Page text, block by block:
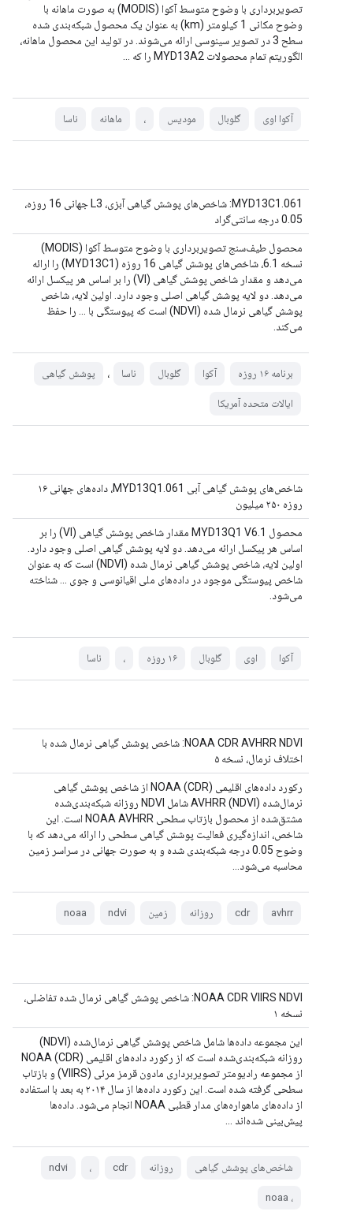
تصویربرداری با وضوح متوسط ​​آکوا (MODIS) به صورت ماهانه با
وضوح مکانی 1 کیلومتر (km) به عنوان یک محصول شبکه‌بندی شده
سطح 3 در تصویر سینوسی ارائه می‌شوند. در تولید این محصول ماهانه،
الگوریتم تمام محصولات MYD13A2 را که ...
آکوا اوی گلوبال مودیس ، ماهانه ناسا
MYD13C1.061: شاخص‌های پوشش گیاهی آبزی، L3 جهانی 16 روزه،
0.05 درجه سانتی‌گراد
محصول طیف‌سنج تصویربرداری با وضوح متوسط ​​آکوا (MODIS)
نسخه 6.1، شاخص‌های پوشش گیاهی 16 روزه (MYD13C1) را ارائه
می‌دهد و مقدار شاخص پوشش گیاهی (VI) را بر اساس هر پیکسل ارائه
می‌دهد. دو لایه پوشش گیاهی اصلی وجود دارد. اولین لایه، شاخص
پوشش گیاهی نرمال شده (NDVI) است که پیوستگی با ... را حفظ
می‌کند.
برنامه ۱۶ روزه آکوا گلوبال ناسا ، پوشش گیاهی
ایالات متحده آمریکا
شاخص‌های پوشش گیاهی آبی MYD13Q1.061، داده‌های جهانی ۱۶
روزه ۲۵۰ میلیون
محصول MYD13Q1 V6.1 مقدار شاخص پوشش گیاهی (VI) را بر
اساس هر پیکسل ارائه می‌دهد. دو لایه پوشش گیاهی اصلی وجود دارد.
اولین لایه، شاخص پوشش گیاهی نرمال شده (NDVI) است که به عنوان
شاخص پیوستگی موجود در داده‌های ملی اقیانوسی و جوی ... شناخته
می‌شود.
آکوا اوی گلوبال ۱۶ روزه ، ناسا
NOAA CDR AVHRR NDVI: شاخص پوشش گیاهی نرمال شده با
اختلاف نرمال، نسخه ۵
رکورد داده‌های اقلیمی NOAA (CDR) از شاخص پوشش گیاهی
نرمال‌شده (NDVI) AVHRR شامل NDVI روزانه شبکه‌بندی‌شده
مشتق‌شده از محصول بازتاب سطحی NOAA AVHRR است. این
شاخص، اندازه‌گیری فعالیت پوشش گیاهی سطحی را ارائه می‌دهد که با
وضوح 0.05 درجه شبکه‌بندی شده و به صورت جهانی در سراسر زمین
محاسبه می‌شود...
avhrr
cdr روزانه زمین ndvi
noaa
NOAA CDR VIIRS NDVI: شاخص پوشش گیاهی نرمال شده تفاضلی،
نسخه ۱
این مجموعه داده‌ها شامل شاخص پوشش گیاهی نرمال‌شده (NDVI)
روزانه شبکه‌بندی‌شده است که از رکورد داده‌های اقلیمی NOAA (CDR)
از مجموعه رادیومتر تصویربرداری مادون قرمز مرئی (VIIRS) و بازتاب
سطحی گرفته شده است. این رکورد داده‌ها از سال ۲۰۱۴ به بعد با استفاده
از داده‌های ماهواره‌های مدار قطبی NOAA انجام می‌شود. داده‌ها
پیش‌بینی شده‌اند ...
شاخص‌های پوشش گیاهی روزانه cdr ، ndvi
، noaa